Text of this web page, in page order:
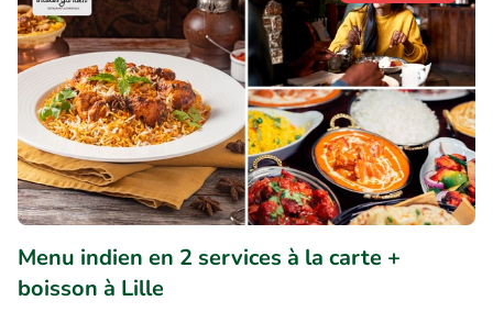
Menu indien en 2 services à la carte +
boisson à Lille